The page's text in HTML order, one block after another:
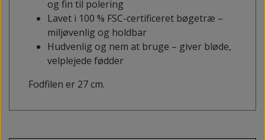
og fin til polering
Lavet i 100 % FSC-certificeret bøgetræ –
miljøvenlig og holdbar
Hudvenlig og nem at bruge – giver bløde,
velplejede fødder
Fodfilen er 27 cm.